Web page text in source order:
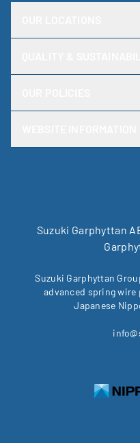
Suzuki Garphyttan
Suzuki Garphyttan
advanced spring
Japanese